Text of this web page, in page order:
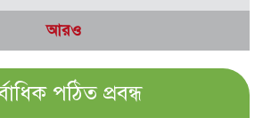
আরও
পঠিত প্রবন্ধ